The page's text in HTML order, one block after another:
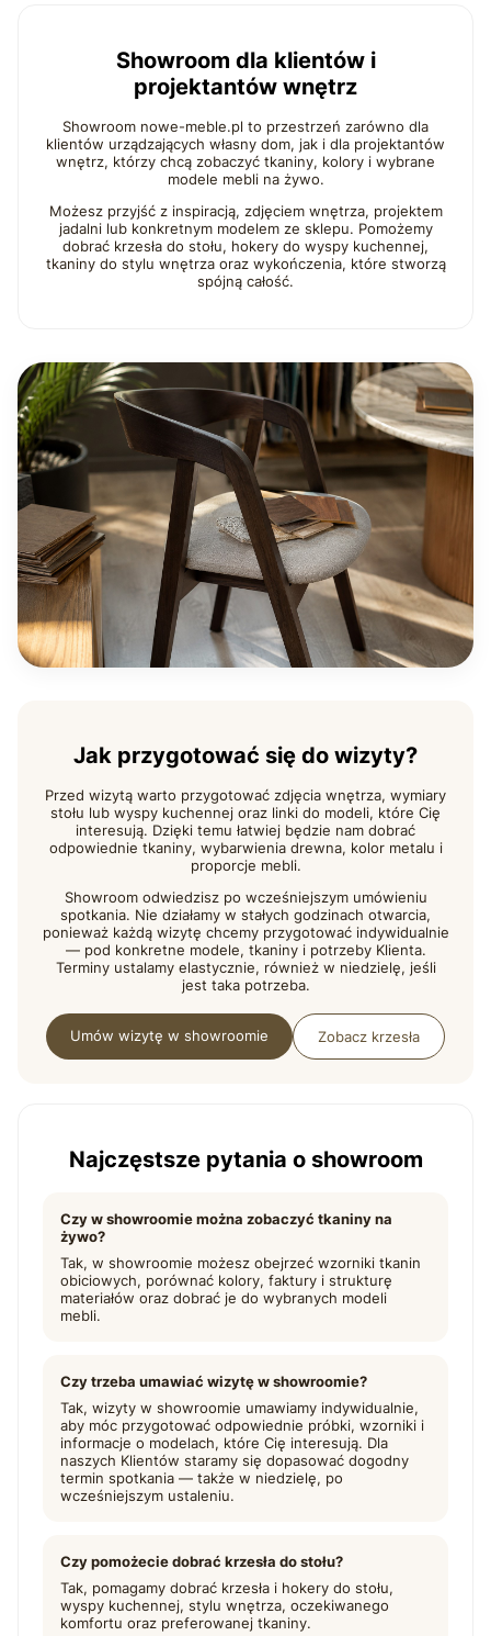
Showroom dla klientów i
projektantów wnętrz
Showroom nowe-meble.pl to przestrzeń zarówno dla
klientów urządzających własny dom, jak i dla projektantów
wnętrz, którzy chcą zobaczyć tkaniny, kolory i wybrane
modele mebli na żywo.
Możesz przyjść z inspiracją, zdjęciem wnętrza, projektem
jadalni lub konkretnym modelem ze sklepu. Pomożemy
dobrać krzesła do stołu, hokery do wyspy kuchennej,
tkaniny do stylu wnętrza oraz wykończenia, które stworzą
spójną całość.
Jak przygotować się do wizyty?
Przed wizytą warto przygotować zdjęcia wnętrza, wymiary
stołu lub wyspy kuchennej oraz linki do modeli, które Cię
interesują. Dzięki temu łatwiej będzie nam dobrać
odpowiednie tkaniny, wybarwienia drewna, kolor metalu i
proporcje mebli.
Showroom odwiedzisz po wcześniejszym umówieniu
spotkania. Nie działamy w stałych godzinach otwarcia,
ponieważ każdą wizytę chcemy przygotować indywidualnie
— pod konkretne modele, tkaniny i potrzeby Klienta.
Terminy ustalamy elastycznie, również w niedzielę, jeśli
jest taka potrzeba.
Umów wizytę w showroomie Zobacz krzesła
Najczęstsze pytania o showroom
Czy w showroomie można zobaczyć tkaniny na
żywo?
Tak, w showroomie możesz obejrzeć wzorniki tkanin
obiciowych, porównać kolory, faktury i strukturę
materiałów oraz dobrać je do wybranych modeli
mebli.
Czy trzeba umawiać wizytę w showroomie?
Tak, wizyty w showroomie umawiamy indywidualnie,
aby móc przygotować odpowiednie próbki, wzorniki i
informacje o modelach, które Cię interesują. Dla
naszych Klientów staramy się dopasować dogodny
termin spotkania — także w niedzielę, po
wcześniejszym ustaleniu.
Czy pomożecie dobrać krzesła do stołu?
Tak, pomagamy dobrać krzesła i hokery do stołu,
wyspy kuchennej, stylu wnętrza, oczekiwanego
komfortu oraz preferowanej tkaniny.